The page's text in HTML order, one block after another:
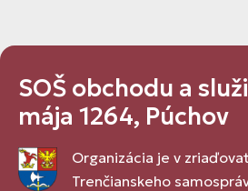
SOŠ obchodu a
mája 1264, Púchov
Organizácia je v
Trenčianskeho